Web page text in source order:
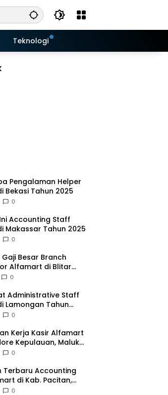
Teknologi
Pengalaman Helper
Bekasi Tahun 2025
0
Accounting Staff
Makassar Tahun 2025
0
Besar Branch
Alfamart di Blitar
0
Administrative Staff
Lamongan Tahun
0
Kerja Kasir Alfamart
Kepulauan, Maluku
2025
0
Terbaru Accounting
di Kab. Pacitan,
Tahun 2025
0